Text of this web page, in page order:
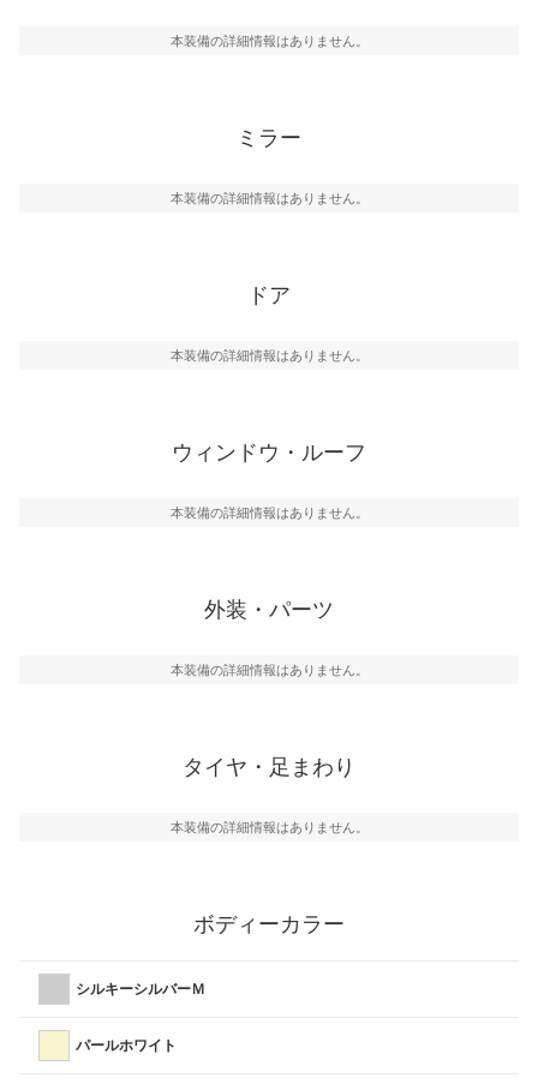
本装備の詳細情報はありません。
ミラー
本装備の詳細情報はありません。
ドア
本装備の詳細情報はありません。
ウィンドウ・ルーフ
本装備の詳細情報はありません。
外装・パーツ
本装備の詳細情報はありません。
タイヤ・足まわり
本装備の詳細情報はありません。
ボディーカラー
シルキーシルバーＭ
パールホワイト